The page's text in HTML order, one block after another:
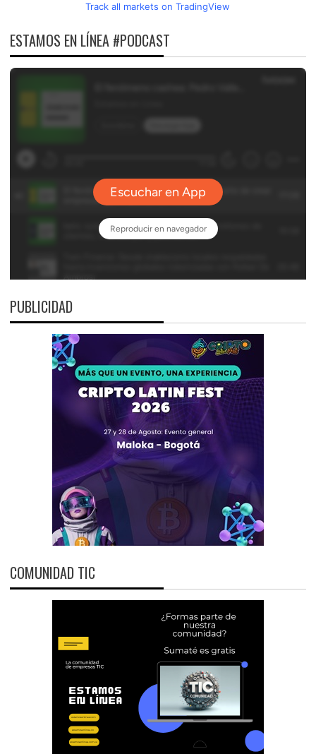
Track all markets on TradingView
ESTAMOS EN LÍNEA #PODCAST
PUBLICIDAD
COMUNIDAD TIC